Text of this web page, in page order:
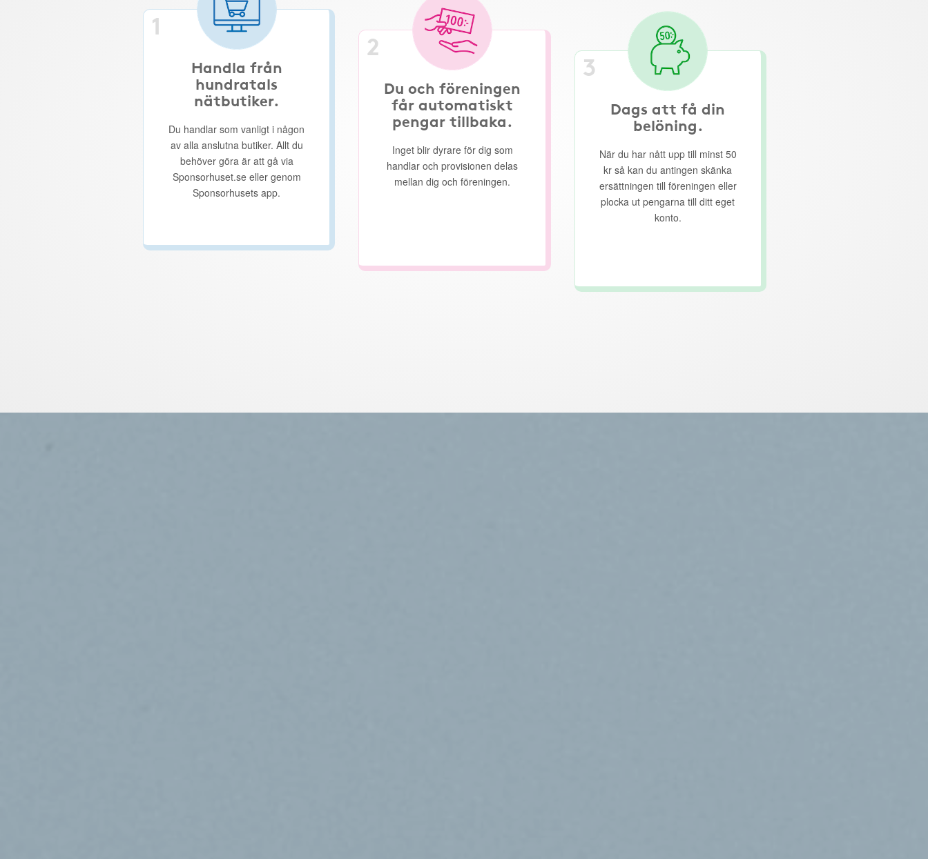
1
Handla från
hundratals
nätbutiker.
Du handlar som vanligt i någon
av alla anslutna butiker. Allt du
behöver göra är att gå via
Sponsorhuset.se eller genom
Sponsorhusets app.
2
Du och föreningen
får automatiskt
pengar tillbaka.
Inget blir dyrare för dig som
handlar och provisionen delas
mellan dig och föreningen.
3
Dags att få din
belöning.
När du har nått upp till minst 50
kr så kan du antingen skänka
ersättningen till föreningen eller
plocka ut pengarna till ditt eget
konto.